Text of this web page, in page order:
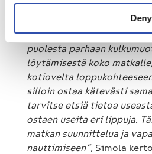
Deny
vahvasti digitaalisissa
tulevaisuudessa tarjoamme
kattavampaa reittihakua,
puolesta parhaan
löytämisestä koko
kotiovelta
silloin ostaa kätevästi
tarvitse etsiä tietoa
ostaen useita eri lippuja.
matkan suunnittelua ja
nauttimiseen”, Simola